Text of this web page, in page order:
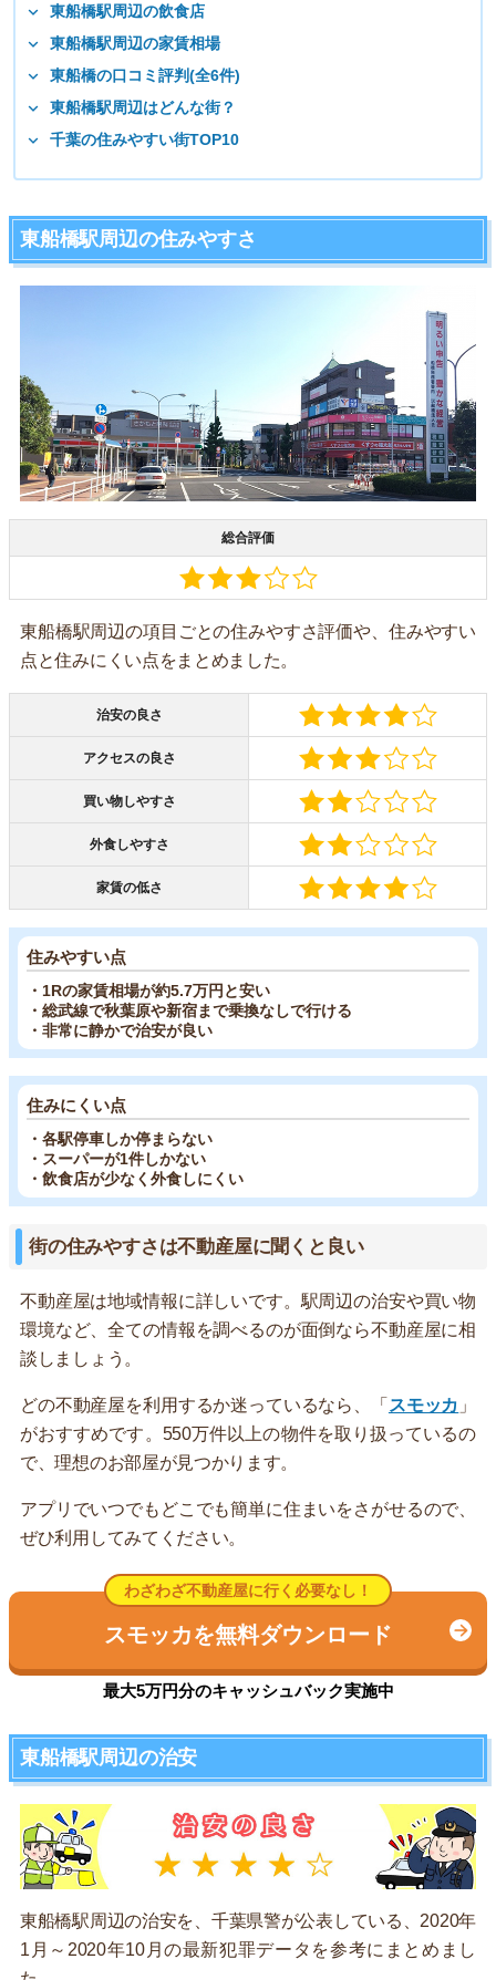
東船橋駅周辺の飲食店
東船橋駅周辺の家賃相場
東船橋の口コミ評判(全6件)
東船橋駅周辺はどんな街？
千葉の住みやすい街TOP10
東船橋駅周辺の住みやすさ
総合評価
東船橋駅周辺の項目ごとの住みやすさ評価や、住みやすい
点と住みにくい点をまとめました。
治安の良さ
アクセスの良さ
買い物しやすさ
外食しやすさ
家賃の低さ
住みやすい点
・1Rの家賃相場が約5.7万円と安い
・総武線で秋葉原や新宿まで乗換なしで行ける
・非常に静かで治安が良い
住みにくい点
・各駅停車しか停まらない
・スーパーが1件しかない
・飲食店が少なく外食しにくい
街の住みやすさは不動産屋に聞くと良い
不動産屋は地域情報に詳しいです。駅周辺の治安や買い物
環境など、全ての情報を調べるのが面倒なら不動産屋に相
談しましょう。
どの不動産屋を利用するか迷っているなら、「 スモッカ 」
がおすすめです。550万件以上の物件を取り扱っているの
で、理想のお部屋が見つかります。
アプリでいつでもどこでも簡単に住まいをさがせるので、
ぜひ利用してみてください。
わざわざ不動産屋に行く必要なし！
スモッカを無料ダウンロード
最大5万円分のキャッシュバック実施中
東船橋駅周辺の治安
東船橋駅周辺の治安を、千葉県警が公表している、2020年
1月～2020年10月の最新犯罪データを参考にまとめまし